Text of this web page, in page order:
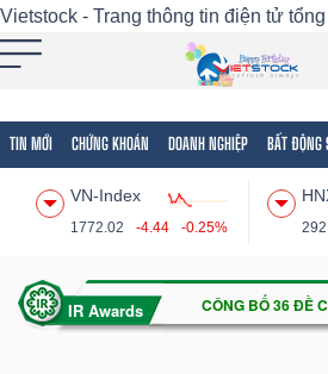
Vietstock - Trang thông tin điện tử
TIN MỚI CHỨNG KHOÁN DOANH NGHIỆP BẤT ĐỘNG
VN-Index
1772.02 -4.44 -0.25%
Tất cả Tính năng Ngành
Tính
(-)
VIETSTOCK